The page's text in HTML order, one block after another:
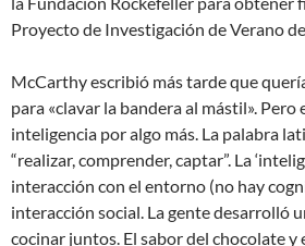
Proyecto de Investigación de Verano
McCarthy escribió más tarde que
para «clavar la bandera al mástil».
inteligencia por algo más. La palabra
“realizar, comprender, captar”. La
interacción con el entorno (no hay
interacción social. La gente desarrolló
cocinar juntos. El sabor del chocolate y